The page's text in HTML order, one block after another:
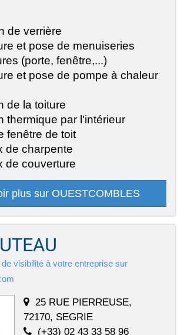
de verrière
et pose de menuiseries
(porte, fenêtre,...)
et pose de pompe à chaleur
de la toiture
thermique par l'intérieur
fenêtre de toit
de charpente
de couverture
plus sur OUESTCOMBLES
visibilité à votre entreprise sur
25 RUE PIERREUSE,
72170, SEGRIE
(+33) 02 43 33 58 96